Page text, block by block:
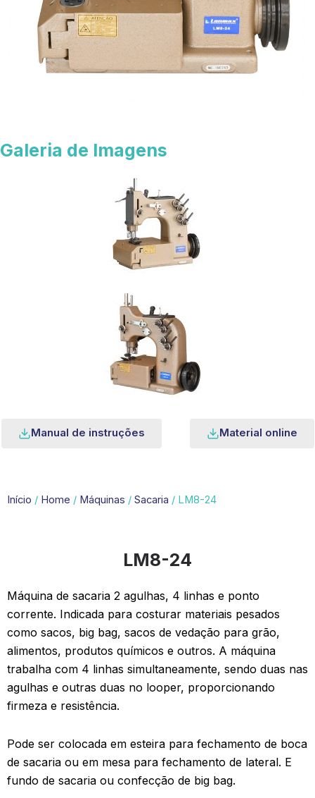
Galeria de Imagens
Manual de instruções Material online
Início / Home / Máquinas / Sacaria / LM8-24
LM8-24
Máquina de sacaria 2 agulhas, 4 linhas e ponto
corrente. Indicada para costurar materiais pesados
como sacos, big bag, sacos de vedação para grão,
alimentos, produtos químicos e outros. A máquina
trabalha com 4 linhas simultaneamente, sendo duas nas
agulhas e outras duas no looper, proporcionando
firmeza e resistência.
Pode ser colocada em esteira para fechamento de boca
de sacaria ou em mesa para fechamento de lateral. E
fundo de sacaria ou confecção de big bag.